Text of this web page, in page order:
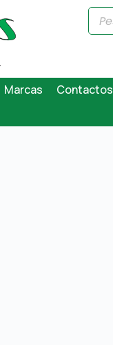
Marcas Contactos